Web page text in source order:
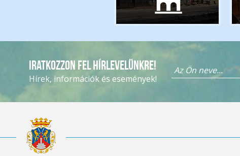
Iratkozzon fel hírlevelünkre!
Hírek, információk és események!